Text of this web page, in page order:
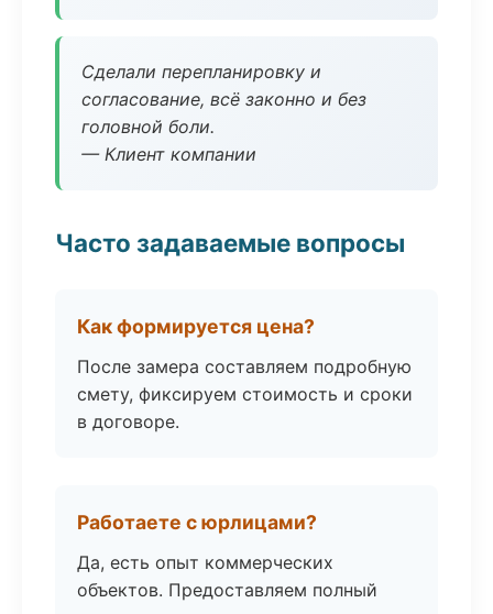
Сделали перепланировку и
согласование, всё законно и без
головной боли.
— Клиент компании
Часто задаваемые вопросы
Как формируется цена?
После замера составляем подробную
смету, фиксируем стоимость и сроки
в договоре.
Работаете с юрлицами?
Да, есть опыт коммерческих
объектов. Предоставляем полный